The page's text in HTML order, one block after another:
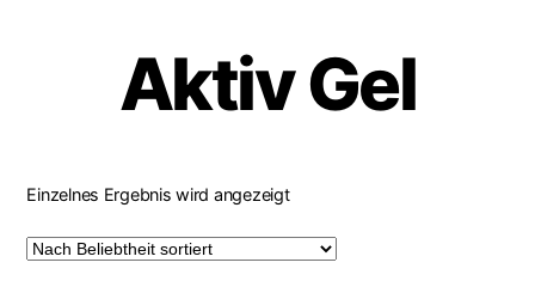
Aktiv Gel
Einzelnes Ergebnis wird angezeigt